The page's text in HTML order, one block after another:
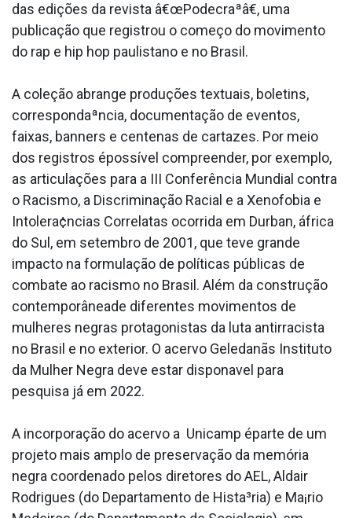
das edições da revista â€œPodecraªâ€, uma
publicação que registrou o começo do movimento
do rap e hip hop paulistano e no Brasil.
A coleção abrange produções textuais, boletins,
correspondaªncia, documentação de eventos,
faixas, banners e centenas de cartazes. Por meio
dos registros épossí­vel compreender, por exemplo,
as articulações para a III Conferência Mundial contra
o Racismo, a Discriminação Racial e a Xenofobia e
Intolera¢ncias Correlatas ocorrida em Durban, áfrica
do Sul, em setembro de 2001, que teve grande
impacto na formulação de políticas públicas de
combate ao racismo no Brasil. Além da construção
contemporâneade diferentes movimentos de
mulheres negras protagonistas da luta antirracista
no Brasil e no exterior. O acervo Geledanãs Instituto
da Mulher Negra deve estar dispona­vel para
pesquisa já em 2022.
A incorporação do acervo a Unicamp éparte de um
projeto mais amplo de preservação da memória
negra coordenado pelos diretores do AEL, Aldair
Rodrigues (do Departamento de Hista³ria) e Ma¡rio